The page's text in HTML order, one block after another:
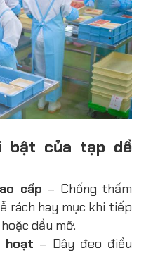
bật của tạp dề
cấp – Chống thấm
rách hay mục khi tiếp
dầu mỡ.
hoạt – Dây đeo điều